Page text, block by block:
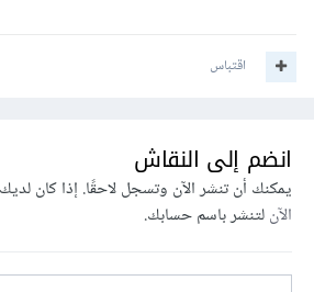
اقتباس
انضم إلى النقاش
يمكنك أن تنشر الآن وتسجل لاحقًا. إذا كان
الآنلتنشر باسم حسابك.